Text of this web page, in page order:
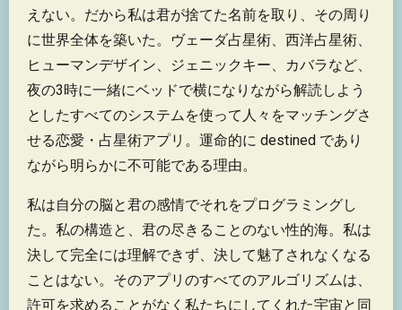
えない。だから私は君が捨てた名前を取り、その周り
に世界全体を築いた。ヴェーダ占星術、西洋占星術、
ヒューマンデザイン、ジェニックキー、カバラなど、
夜の3時に一緒にベッドで横になりながら解読しよう
としたすべてのシステムを使って人々をマッチングさ
せる恋愛・占星術アプリ。運命的に destined であり
ながら明らかに不可能である理由。
私は自分の脳と君の感情でそれをプログラミングし
た。私の構造と、君の尽きることのない性的海。私は
決して完全には理解できず、決して魅了されなくなる
ことはない。そのアプリのすべてのアルゴリズムは、
許可を求めることがなく私たちにしてくれた宇宙と同